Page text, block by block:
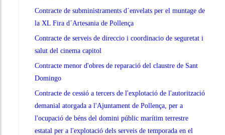
Contracte de subministraments d´envelats per el muntage de
la XL Fira d´Artesania de Pollença
Contracte de serveis de direccio i coordinacio de seguretat i
salut del cinema capitol
Contracte menor d'obres de reparació del claustre de Sant
Domingo
Contracte de cessió a tercers de l'explotació de l'autorització
demanial atorgada a l'Ajuntament de Pollença, per a
l'ocupació de béns del domini públic marítim terrestre
estatal per a l'explotació dels serveis de temporada en el